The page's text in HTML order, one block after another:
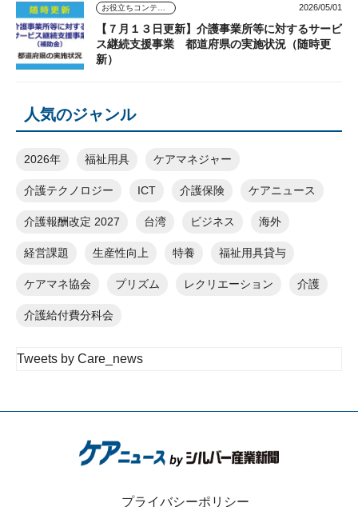
2026/05/01
【７月１３日更新】介護事業所等に対するサービ
ス継続支援事業 都道府県の実施状況（随時更
新）
人気のジャンル
2026年 福祉用具 ケアマネジャー
介護テクノロジー ICT 介護保険 ケアニュース
介護報酬改定 2027 台湾 ビジネス 海外
経営課題 生産性向上 特養 福祉用具貸与
ケアマネ協会 プリズム レクリエーション 介護
介護給付費分科会
Tweets by Care_news
プライバシーポリシー